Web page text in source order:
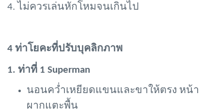
4. ไม่ควรเล่นหักโหมจนเกินไป
4 ท่าโยคะที่ปรับบุคลิกภาพ
1. ท่าที่ 1 Superman
นอนคว่ำเหยียดแขนและขาให้ตรง หน้า
ผากแตะพื้น